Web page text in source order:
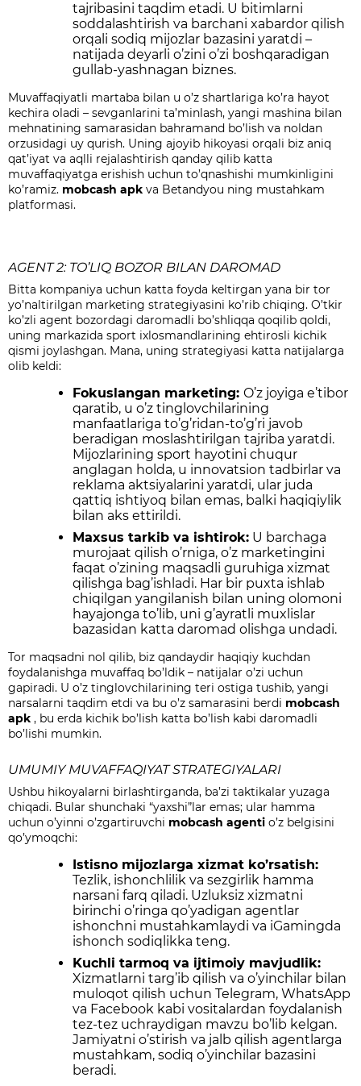
tajribasini taqdim etadi. U bitimlarni
soddalashtirish va barchani xabardor qilish
orqali sodiq mijozlar bazasini yaratdi –
natijada deyarli o’zini o’zi boshqaradigan
gullab-yashnagan biznes.
Muvaffaqiyatli martaba bilan u o’z shartlariga ko’ra hayot
kechira oladi – sevganlarini ta’minlash, yangi mashina bilan
mehnatining samarasidan bahramand bo’lish va noldan
orzusidagi uy qurish. Uning ajoyib hikoyasi orqali biz aniq
qat’iyat va aqlli rejalashtirish qanday qilib katta
muvaffaqiyatga erishish uchun to’qnashishi mumkinligini
ko’ramiz. mobcash apk va Betandyou ning mustahkam
platformasi.
AGENT 2: TO’LIQ BOZOR BILAN DAROMAD
Bitta kompaniya uchun katta foyda keltirgan yana bir tor
yo’naltirilgan marketing strategiyasini ko’rib chiqing. O’tkir
ko’zli agent bozordagi daromadli bo’shliqqa qoqilib qoldi,
uning markazida sport ixlosmandlarining ehtirosli kichik
qismi joylashgan. Mana, uning strategiyasi katta natijalarga
olib keldi:
Fokuslangan marketing: O’z joyiga e’tibor
qaratib, u o’z tinglovchilarining
manfaatlariga to’g’ridan-to’g’ri javob
beradigan moslashtirilgan tajriba yaratdi.
Mijozlarining sport hayotini chuqur
anglagan holda, u innovatsion tadbirlar va
reklama aktsiyalarini yaratdi, ular juda
qattiq ishtiyoq bilan emas, balki haqiqiylik
bilan aks ettirildi.
Maxsus tarkib va ​​ishtirok: U barchaga
murojaat qilish o’rniga, o’z marketingini
faqat o’zining maqsadli guruhiga xizmat
qilishga bag’ishladi. Har bir puxta ishlab
chiqilgan yangilanish bilan uning olomoni
hayajonga to’lib, uni g’ayratli muxlislar
bazasidan katta daromad olishga undadi.
Tor maqsadni nol qilib, biz qandaydir haqiqiy kuchdan
foydalanishga muvaffaq bo’ldik – natijalar o’zi uchun
gapiradi. U o’z tinglovchilarining teri ostiga tushib, yangi
narsalarni taqdim etdi va bu o’z samarasini berdi mobcash
apk , bu erda kichik bo’lish katta bo’lish kabi daromadli
bo’lishi mumkin.
UMUMIY MUVAFFAQIYAT STRATEGIYALARI
Ushbu hikoyalarni birlashtirganda, ba’zi taktikalar yuzaga
chiqadi. Bular shunchaki “yaxshi”lar emas; ular hamma
uchun o’yinni o’zgartiruvchi mobcash agenti o’z belgisini
qo’ymoqchi:
Istisno mijozlarga xizmat ko’rsatish:
Tezlik, ishonchlilik va sezgirlik hamma
narsani farq qiladi. Uzluksiz xizmatni
birinchi o’ringa qo’yadigan agentlar
ishonchni mustahkamlaydi va iGamingda
ishonch sodiqlikka teng.
Kuchli tarmoq va ijtimoiy mavjudlik:
Xizmatlarni targ’ib qilish va o’yinchilar bilan
muloqot qilish uchun Telegram, WhatsApp
va Facebook kabi vositalardan foydalanish
tez-tez uchraydigan mavzu bo’lib kelgan.
Jamiyatni o’stirish va jalb qilish agentlarga
mustahkam, sodiq o’yinchilar bazasini
beradi.